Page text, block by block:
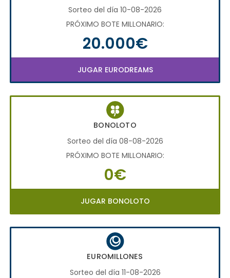
Sorteo del día 10-08-2026
PRÓXIMO BOTE MILLONARIO:
20.000€
JUGAR EURODREAMS
BONOLOTO
Sorteo del día 08-08-2026
PRÓXIMO BOTE MILLONARIO:
0€
JUGAR BONOLOTO
EUROMILLONES
Sorteo del día 11-08-2026